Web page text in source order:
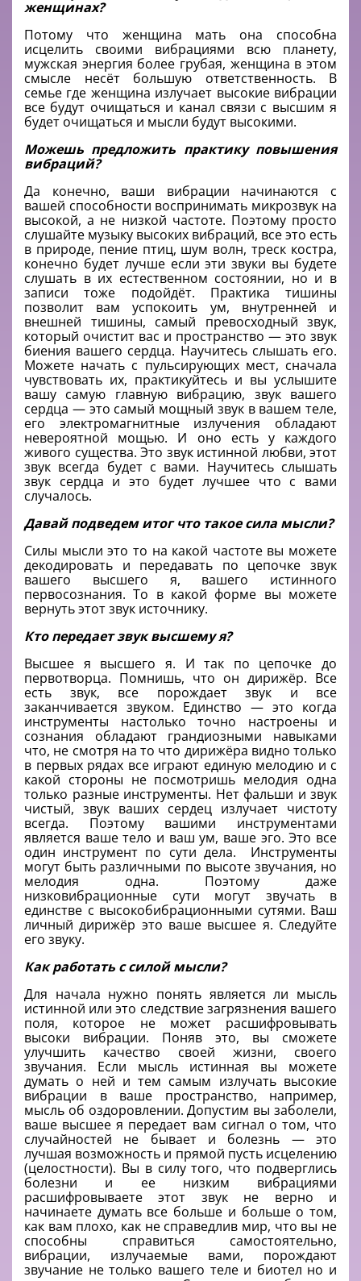
женщинах?
Потому что женщина мать она способна
исцелить своими вибрациями всю планету,
мужская энергия более грубая, женщина в этом
смысле несёт большую ответственность. В
семье где женщина излучает высокие вибрации
все будут очищаться и канал связи с высшим я
будет очищаться и мысли будут высокими.
Можешь предложить практику повышения
вибраций?
Да конечно, ваши вибрации начинаются с
вашей способности воспринимать микрозвук на
высокой, а не низкой частоте. Поэтому просто
слушайте музыку высоких вибраций, все это есть
в природе, пение птиц, шум волн, треск костра,
конечно будет лучше если эти звуки вы будете
слушать в их естественном состоянии, но и в
записи тоже подойдёт. Практика тишины
позволит вам успокоить ум, внутренней и
внешней тишины, самый превосходный звук,
который очистит вас и пространство — это звук
биения вашего сердца. Научитесь слышать его.
Можете начать с пульсирующих мест, сначала
чувствовать их, практикуйтесь и вы услышите
вашу самую главную вибрацию, звук вашего
сердца — это самый мощный звук в вашем теле,
его электромагнитные излучения обладают
невероятной мощью. И оно есть у каждого
живого существа. Это звук истинной любви, этот
звук всегда будет с вами. Научитесь слышать
звук сердца и это будет лучшее что с вами
случалось.
Давай подведем итог что такое сила мысли?
Силы мысли это то на какой частоте вы можете
декодировать и передавать по цепочке звук
вашего высшего я, вашего истинного
первосознания. То в какой форме вы можете
вернуть этот звук источнику.
Кто передает звук высшему я?
Высшее я высшего я. И так по цепочке до
первотворца. Помнишь, что он дирижёр. Все
есть звук, все порождает звук и все
заканчивается звуком. Единство — это когда
инструменты настолько точно настроены и
сознания обладают грандиозными навыками
что, не смотря на то что дирижёра видно только
в первых рядах все играют единую мелодию и с
какой стороны не посмотришь мелодия одна
только разные инструменты. Нет фальши и звук
чистый, звук ваших сердец излучает чистоту
всегда. Поэтому вашими инструментами
является ваше тело и ваш ум, ваше эго. Это все
один инструмент по сути дела. Инструменты
могут быть различными по высоте звучания, но
мелодия одна. Поэтому даже
низковибрационные сути могут звучать в
единстве с высокобибрационными сутями. Ваш
личный дирижёр это ваше высшее я. Следуйте
его звуку.
Как работать с силой мысли?
Для начала нужно понять является ли мысль
истинной или это следствие загрязнения вашего
поля, которое не может расшифровывать
высоки вибрации. Поняв это, вы сможете
улучшить качество своей жизни, своего
звучания. Если мысль истинная вы можете
думать о ней и тем самым излучать высокие
вибрации в ваше пространство, например,
мысль об оздоровлении. Допустим вы заболели,
ваше высшее я передает вам сигнал о том, что
случайностей не бывает и болезнь — это
лучшая возможность и прямой пусть исцелению
(целостности). Вы в силу того, что подверглись
болезни и ее низким вибрациями
расшифровываете этот звук не верно и
начинаете думать все больше и больше о том,
как вам плохо, как не справедлив мир, что вы не
способны справиться самостоятельно,
вибрации, излучаемые вами, порождают
звучание не только вашего теле и биотел но и